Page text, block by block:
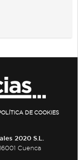
DE COOKIES
2020 S.L.
Cuenca